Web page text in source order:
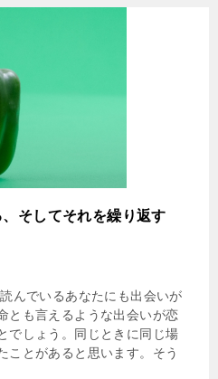
そしてそれを繰り返す
んでいるあなたにも出会いが
とも言えるような出会いが恋
でしょう。同じときに同じ場
ことがあると思います。そう